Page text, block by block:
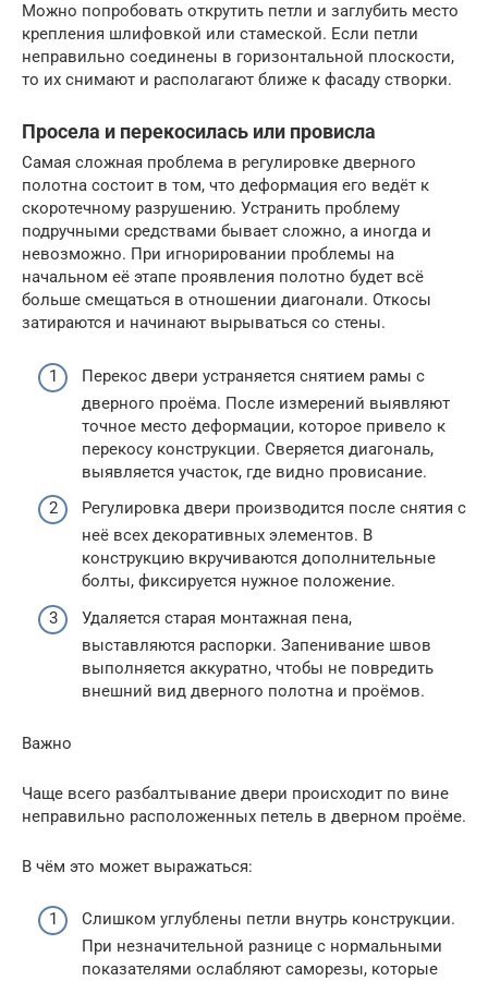
Можно попробовать открутить петли и заглубить место
крепления шлифовкой или стамеской. Если петли
неправильно соединены в горизонтальной плоскости,
то их снимают и располагают ближе к фасаду створки.
Просела и перекосилась или провисла
Самая сложная проблема в регулировке дверного
полотна состоит в том, что деформация его ведёт к
скоротечному разрушению. Устранить проблему
подручными средствами бывает сложно, а иногда и
невозможно. При игнорировании проблемы на
начальном её этапе проявления полотно будет всё
больше смещаться в отношении диагонали. Откосы
затираются и начинают вырываться со стены.
Перекос двери устраняется снятием рамы с
дверного проёма. После измерений выявляют
точное место деформации, которое привело к
перекосу конструкции. Сверяется диагональ,
выявляется участок, где видно провисание.
Регулировка двери производится после снятия с
неё всех декоративных элементов. В
конструкцию вкручиваются дополнительные
болты, фиксируется нужное положение.
Удаляется старая монтажная пена,
выставляются распорки. Запенивание швов
выполняется аккуратно, чтобы не повредить
внешний вид дверного полотна и проёмов.
Важно
Чаще всего разбалтывание двери происходит по вине
неправильно расположенных петель в дверном проёме.
В чём это может выражаться:
Слишком углублены петли внутрь конструкции.
При незначительной разнице с нормальными
показателями ослабляют саморезы, которые